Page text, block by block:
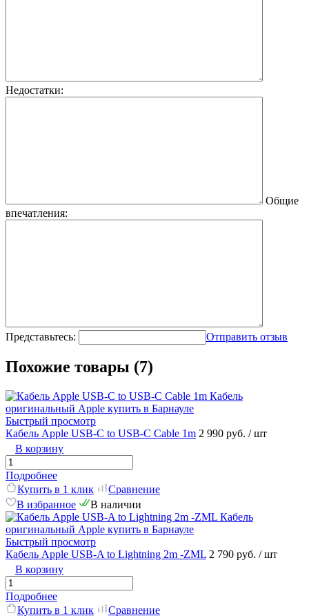
Недостатки:
Общие
впечатления:
Представьтесь: Отправить отзыв
Похожие товары (7)
Быстрый просмотр
Кабель Apple USB-C to USB-C Cable 1m 2 990 руб. / шт
В корзину
Подробнее
Купить в 1 клик
Сравнение
В избранное
В наличии
Быстрый просмотр
Кабель Apple USB-A to Lightning 2m -ZML 2 790 руб. / шт
В корзину
Подробнее
Купить в 1 клик
Сравнение